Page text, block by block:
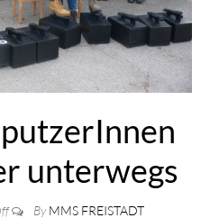
unterwegs
By MMS FREISTADT